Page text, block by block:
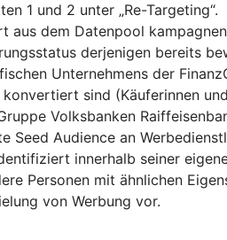
1 und 2 unter „Re-Targeting“.
aus dem Datenpool
derjenigen bereits
Unternehmens der
sind (Käuferinnen
Volksbanken
Seed Audience an
innerhalb seiner
Personen mit ähnlichen
von Werbung vor.